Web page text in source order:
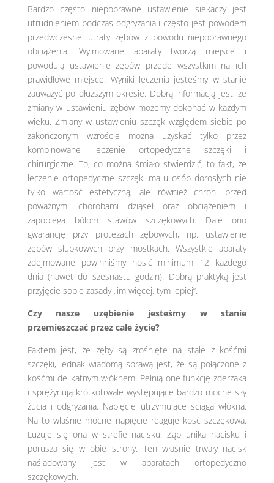
Bardzo często niepoprawne ustawienie siekaczy jest
utrudnieniem podczas odgryzania i często jest powodem
przedwczesnej utraty zębów z powodu niepoprawnego
obciążenia. Wyjmowane aparaty tworzą miejsce i
powodują ustawienie zębów przede wszystkim na ich
prawidłowe miejsce. Wyniki leczenia jesteśmy w stanie
zauważyć po dłuższym okresie. Dobrą informacją jest, że
zmiany w ustawieniu zębów możemy dokonać w każdym
wieku. Zmiany w ustawieniu szczęk względem siebie po
zakończonym wzroście można uzyskać tylko przez
kombinowane leczenie ortopedyczne szczęki i
chirurgiczne. To, co można śmiało stwierdzić, to fakt, że
leczenie ortopedyczne szczęki ma u osób dorosłych nie
tylko wartość estetyczną, ale również chroni przed
poważnymi chorobami dziąseł oraz obciążeniem i
zapobiega bólom stawów szczękowych. Daje ono
gwarancję przy protezach zębowych, np. ustawienie
zębów słupkowych przy mostkach. Wszystkie aparaty
zdejmowane powinniśmy nosić minimum 12 każdego
dnia (nawet do szesnastu godzin). Dobrą praktyką jest
przyjęcie sobie zasady „im więcej, tym lepiej”.
Czy nasze uzębienie jesteśmy w stanie
przemieszczać przez całe życie?
Faktem jest, że zęby są zrośnięte na stałe z kośćmi
szczęki, jednak wiadomą sprawą jest, że są połączone z
kośćmi delikatnym włóknem. Pełnią one funkcję zderzaka
i sprężynują krótkotrwale występujące bardzo mocne siły
żucia i odgryzania. Napięcie utrzymujące ściąga włókna.
Na to właśnie mocne napięcie reaguje kość szczękowa.
Luzuje się ona w strefie nacisku. Ząb unika nacisku i
porusza się w obie strony. Ten właśnie trwały nacisk
naśladowany jest w aparatach ortopedyczno
szczękowych.